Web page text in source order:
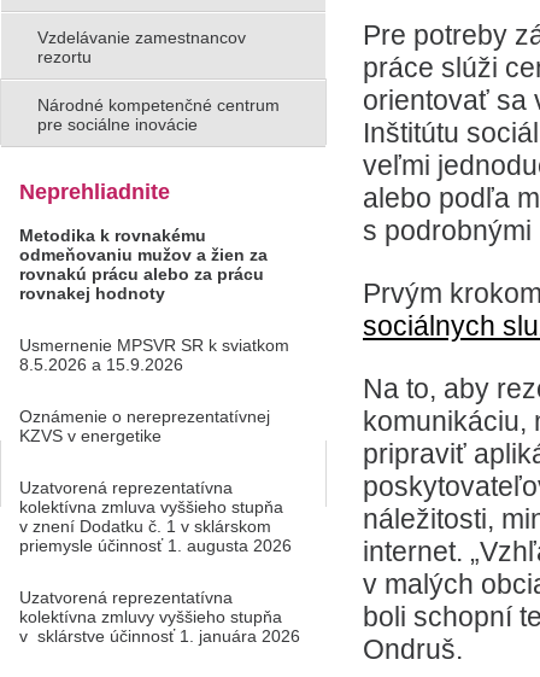
Pre potreby
práce slúži
orientovať sa
Inštitútu
veľmi
alebo podľa
s podrobnými
Prvým
sociálnych
Na to, aby
komunikáciu,
pripraviť
náležitosti,
internet.
v malých
boli schopní
Ondruš.
Vzdelávanie zamestnancov
rezortu
Národné kompetenčné centrum
pre sociálne inovácie
Neprehliadnite
Metodika k rovnakému
odmeňovaniu mužov a žien za
rovnakú prácu alebo za prácu
rovnakej hodnoty
Usmernenie MPSVR SR k sviatkom
8.5.2026 a 15.9.2026
Oznámenie o nereprezentatívnej
KZVS v energetike
Uzatvorená reprezentatívna
kolektívna zmluva vyššieho stupňa
v znení Dodatku č. 1 v sklárskom
priemysle účinnosť 1. augusta 2026
Uzatvorená reprezentatívna
kolektívna zmluvy vyššieho stupňa
v sklárstve účinnosť 1. januára 2026